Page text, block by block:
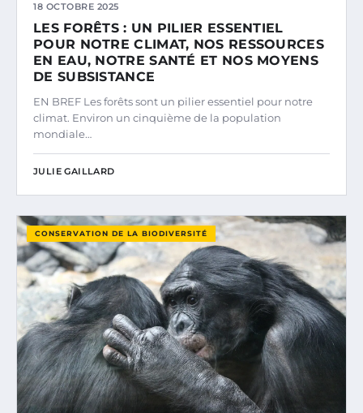
18 OCTOBRE 2025
LES FORÊTS : UN PILIER ESSENTIEL
POUR NOTRE CLIMAT, NOS RESSOURCES
EN EAU, NOTRE SANTÉ ET NOS MOYENS
DE SUBSISTANCE
EN BREF Les forêts sont un pilier essentiel pour notre
climat. Environ un cinquième de la population
mondiale…
JULIE GAILLARD
CONSERVATION DE LA BIODIVERSITÉ